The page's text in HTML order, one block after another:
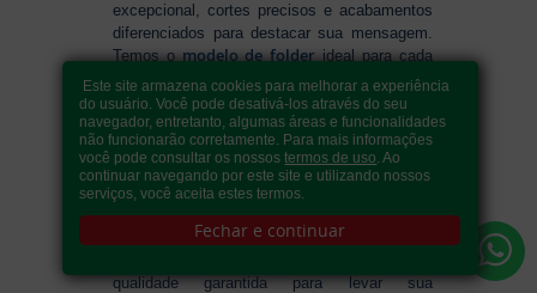
excepcional, cortes precisos e acabamentos
diferenciados para destacar sua mensagem.
Temos omodelo de folderideal para cada
necessidade, incluindo folder 2 dobras , um
folder informativoperfeito para organizar
seu conteúdo de forma estratégica, ouFlyer,
para divulgar festas e eventos com
informações rápidas e resumidas. Se tem
dúvidas sobrecomo fazer folders
com nossa variedade de formatos e opções
para criar um material que realmente se
qualidade garantida para levar sua
Este site armazena cookies para melhorar a experiência
do usuário. Você pode desativá-los através do seu
navegador, entretanto, algumas áreas e funcionalidades
não funcionarão corretamente. Para mais informações
você pode consultar os nossostermos de uso. Ao
continuar navegando por este site e utilizando nossos
serviços, você aceita estes termos.
Fechar e continuar